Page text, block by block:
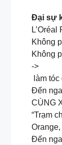
Đại sự
Không
Không
->
làm
Đến
CÙNG
“Trạm
Đến